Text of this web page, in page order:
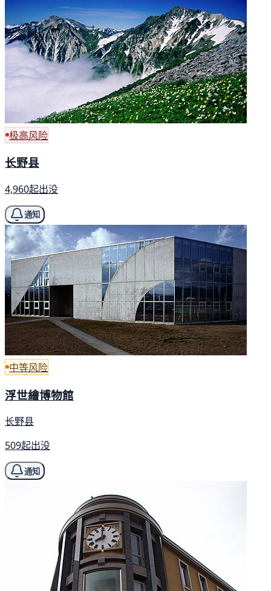
极高风险
长野县
4,960起出没
通知
中等风险
浮世繪博物館
长野县
509起出没
通知